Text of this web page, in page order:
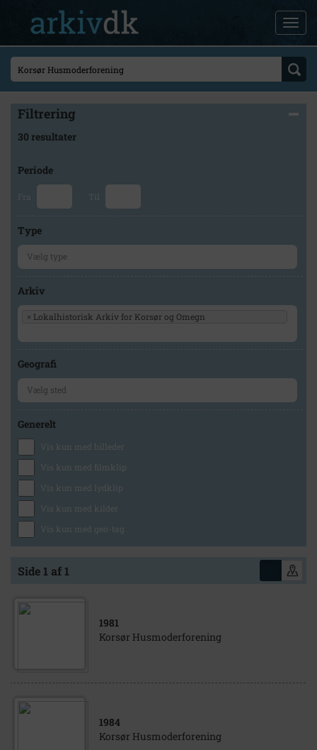
Filtrering
30 resultater
Periode
Fra Til
Type
Arkiv
× Lokalhistorisk Arkiv for Korsør og Omegn
Geografi
Generelt
Vis kun med billeder
Vis kun med filmklip
Vis kun med lydklip
Vis kun med kilder
Vis kun med geo-tag
Side 1 af 1
1981
Korsør Husmoderforening
1984
Korsør Husmoderforening